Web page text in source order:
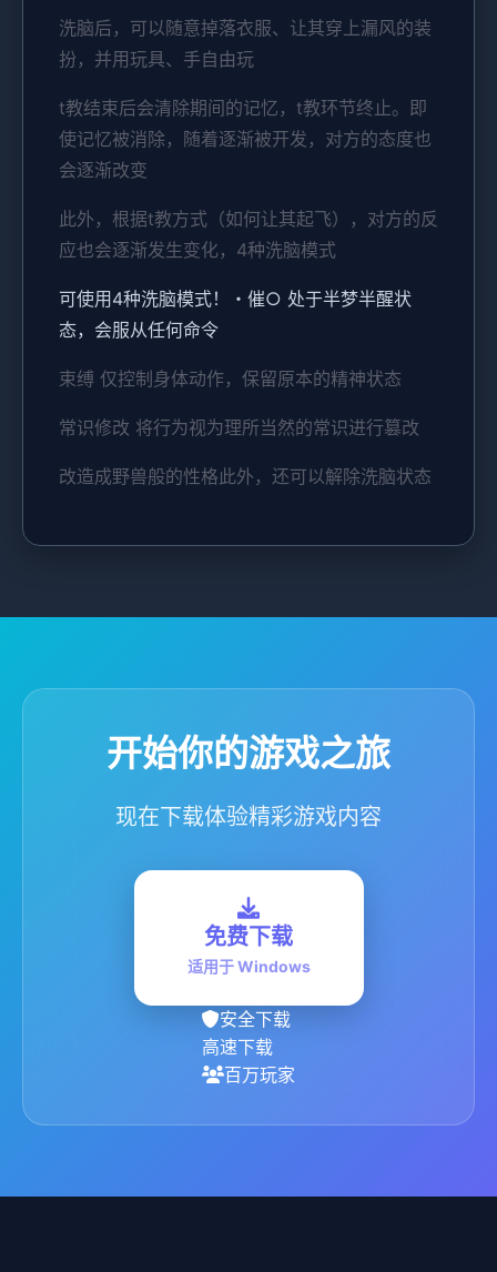
洗脑后，可以随意掉落衣服、让其穿上漏风的装
扮，并用玩具、手自由玩
t教结束后会清除期间的记忆，t教环节终止。即
使记忆被消除，随着逐渐被开发，对方的态度也
会逐渐改变
此外，根据t教方式（如何让其起飞），对方的反
应也会逐渐发生变化，4种洗脑模式
可使用4种洗脑模式！・催○ 处于半梦半醒状
态，会服从任何命令
束缚 仅控制身体动作，保留原本的精神状态
常识修改 将行为视为理所当然的常识进行篡改
改造成野兽般的性格此外，还可以解除洗脑状态
开始你的游戏之旅
现在下载体验精彩游戏内容
免费下载
适用于 Windows
安全下载
高速下载
百万玩家